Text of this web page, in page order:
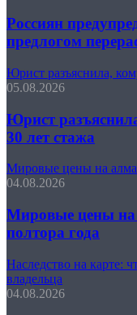
Россиян
предлогом
Юрист разъяснила,
05.08.2026
Юрист
30 лет стажа
Мировые цены на
04.08.2026
Мировые цены на
полтора года
Наследство на карте:
владельца
04.08.2026